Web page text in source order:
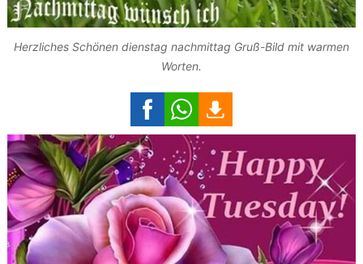
Herzliches Schönen dienstag nachmittag Gruß-Bild mit warmen
Worten.